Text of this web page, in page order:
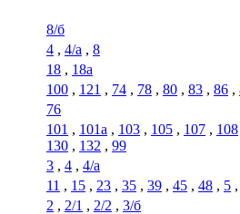
8/б
4 , 4/а , 8
18 , 18а
100 , 121 , 74 , 78 , 80 , 83 , 86 ,
76
101 , 101а , 103 , 105 , 107 , 108
130 , 132 , 99
3 , 4 , 4/а
11 , 15 , 23 , 35 , 39 , 45 , 48 , 5
2 , 2/1 , 2/2 , 3/б